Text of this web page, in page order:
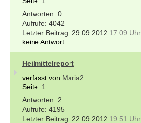
0
4042
29.09.2012 17:09 Uhr
keine Antwort
Heilmittelreport
verfasst von Maria2
Seite: 1
2
4195
22.09.2012 19:51 Uhr